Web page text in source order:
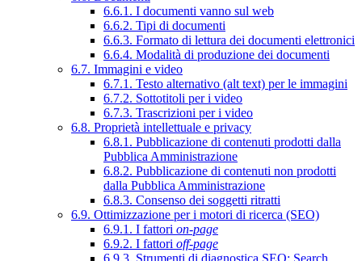
6.6.1. I documenti vanno sul web
6.6.2. Tipi di documenti
6.6.3. Formato di lettura dei documenti elettronici
6.6.4. Modalità di produzione dei documenti
6.7. Immagini e video
6.7.1. Testo alternativo (alt text) per le immagini
6.7.2. Sottotitoli per i video
6.7.3. Trascrizioni per i video
6.8. Proprietà intellettuale e privacy
6.8.1. Pubblicazione di contenuti prodotti dalla
Pubblica Amministrazione
6.8.2. Pubblicazione di contenuti non prodotti
dalla Pubblica Amministrazione
6.8.3. Consenso dei soggetti ritratti
6.9. Ottimizzazione per i motori di ricerca (SEO)
6.9.1. I fattori on-page
6.9.2. I fattori off-page
6.9.3. Strumenti di diagnostica SEO: Search